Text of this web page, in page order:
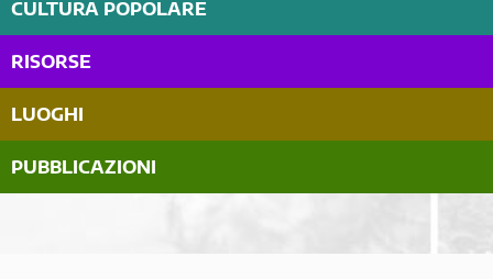
CULTURA POPOLARE
RISORSE
LUOGHI
PUBBLICAZIONI